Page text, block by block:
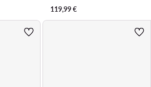
119,99€